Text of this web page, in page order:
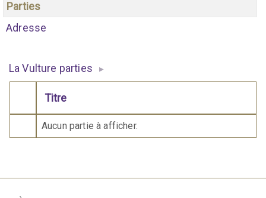
Parties
Adresse
La Vulture parties ▸
Comporte des pièces jointes
Titre
Aucun partie à afficher.